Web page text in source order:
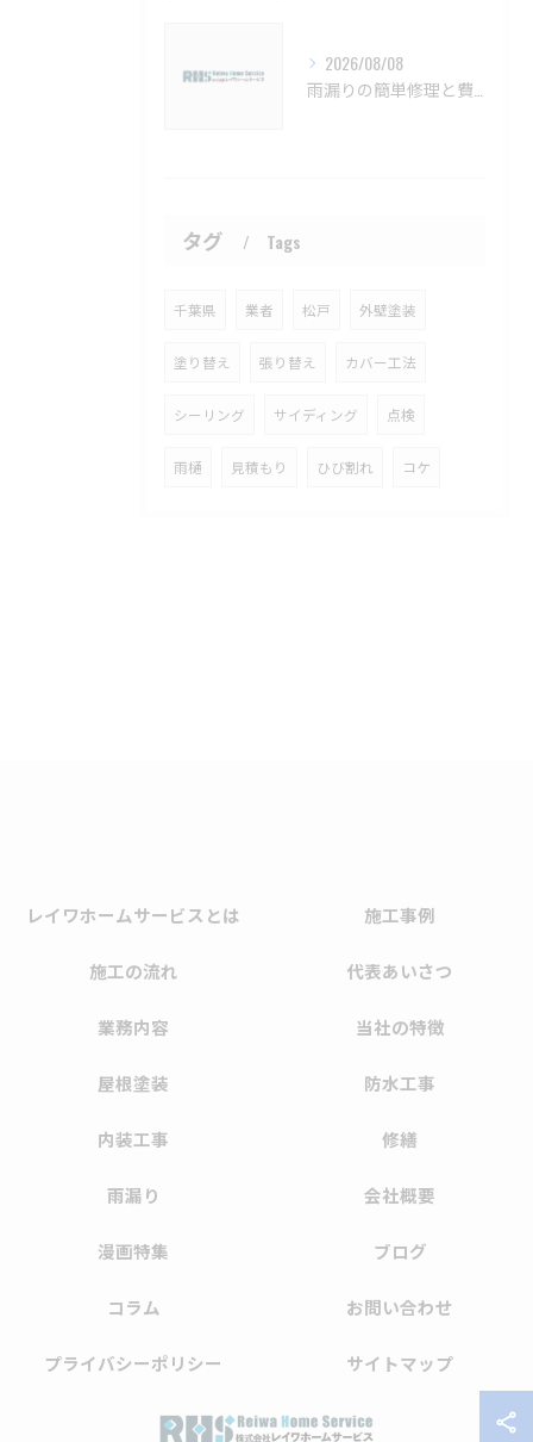
2026/08/08
タグ Tags
千葉県 業者 松戸 外壁塗装
塗り替え 張り替え カバー工法
シーリング サイディング 点検
雨樋 見積もり ひび割れ コケ
レイワホームサービスとは 施工事例
施工の流れ 代表あいさつ
業務内容 当社の特徴
屋根塗装 防水工事
内装工事 修繕
雨漏り 会社概要
漫画特集 ブログ
コラム お問い合わせ
プライバシーポリシー サイトマップ